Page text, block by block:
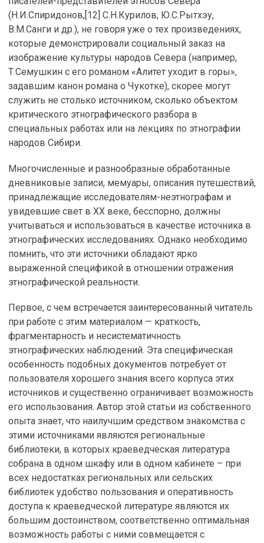
(Н.И.Спиридонов,[12] С.Н.Курилов, Ю.С.Рытхэу,
В.М.Санги и др.), не говоря уже о тех произведениях,
которые демонстрировали социальный заказ на
изображение культуры народов Севера (например,
Т.Семушкин с его романом «Алитет уходит в горы»,
задавшим канон романа о Чукотке), скорее могут
служить не столько источником, сколько объектом
критического этнографического разбора в
специальных работах или на лекциях по этнографии
народов Сибири.
Многочисленные и разнообразные обработанные
дневниковые записи, мемуары, описания путешествий,
принадлежащие исследователям-неэтнографам и
увидевшие свет в ХХ веке, бесспорно, должны
учитываться и использоваться в качестве источника в
этнографических исследованиях. Однако необходимо
помнить, что эти источники обладают ярко
выраженной спецификой в отношении отражения
этнографической реальности.
Первое, с чем встречается заинтересованный читатель
при работе с этим материалом — краткость,
фрагментарность и несистематичность
этнографических наблюдений. Эта специфическая
особенность подобных документов потребует от
пользователя хорошего знания всего корпуса этих
источников и существенно ограничивает возможность
его использования. Автор этой статьи из собственного
опыта знает, что наилучшим средством знакомства с
этими источниками являются региональные
библиотеки, в которых краеведческая литература
собрана в одном шкафу или в одном кабинете – при
всех недостатках региональных или сельских
библиотек удобство пользования и оперативность
доступа к краеведческой литературе являются их
большим достоинством, соответственно оптимальная
возможность работы с ними совмещается с